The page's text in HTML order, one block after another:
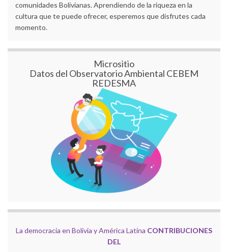
comunidades Bolivianas. Aprendiendo de la riqueza en la
cultura que te puede ofrecer, esperemos que disfrutes cada
momento.
Micrositio
Datos del Observatorio Ambiental CEBEM
REDESMA
La democracia en Bolivia y América Latina CONTRIBUCIONES
DEL